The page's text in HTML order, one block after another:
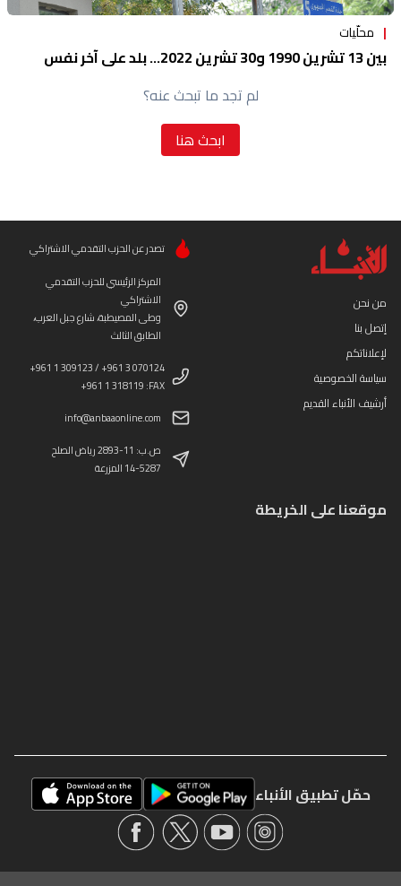
محلّيات
بين 13 تشرين 1990 و30 تشرين 2022... بلد على آخر نفس
لم تجد ما تبحث عنه؟
ابحث هنا
من نحن
إتصل بنا
لإعلاناتكم
سياسة الخصوصية
أرشيف الأنباء القديم
تصدر عن الحزب التقدمي الاشتراكي
المركز الرئيسي للحزب التقدمي
الاشتراكي
وطى المصيطبة، شارع جبل العرب،
الطابق الثالث
+961 1 309123 / +961 3 070124
+961 1 318119 :FAX
info@anbaaonline.com
ص.ب: 11-2893 رياض الصلح
14-5287 المزرعة
موقعنا على الخريطة
حمّل تطبيق الأنباء